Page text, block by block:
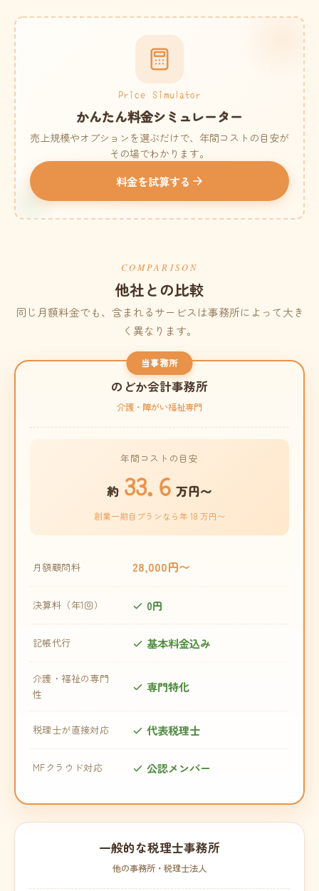
Price Simulator
かんたん料金シミュレーター
売上規模やオプションを選ぶだけで、年間コストの目安が
その場でわかります。
料金を試算する
COMPARISON
他社との比較
同じ月額料金でも、含まれるサービスは事務所によって大き
く異なります。
当事務所
のどか会計事務所
介護・障がい福祉専門
年間コストの目安
約 33.6 万円〜
創業一期目プランなら年 18 万円〜
月額顧問料 28,000円〜
決算料（年1回） 0円
記帳代行 基本料金込み
介護・福祉の専門
性
専門特化
税理士が直接対応 代表税理士
MFクラウド対応 公認メンバー
一般的な税理士事務所
他の事務所・税理士法人